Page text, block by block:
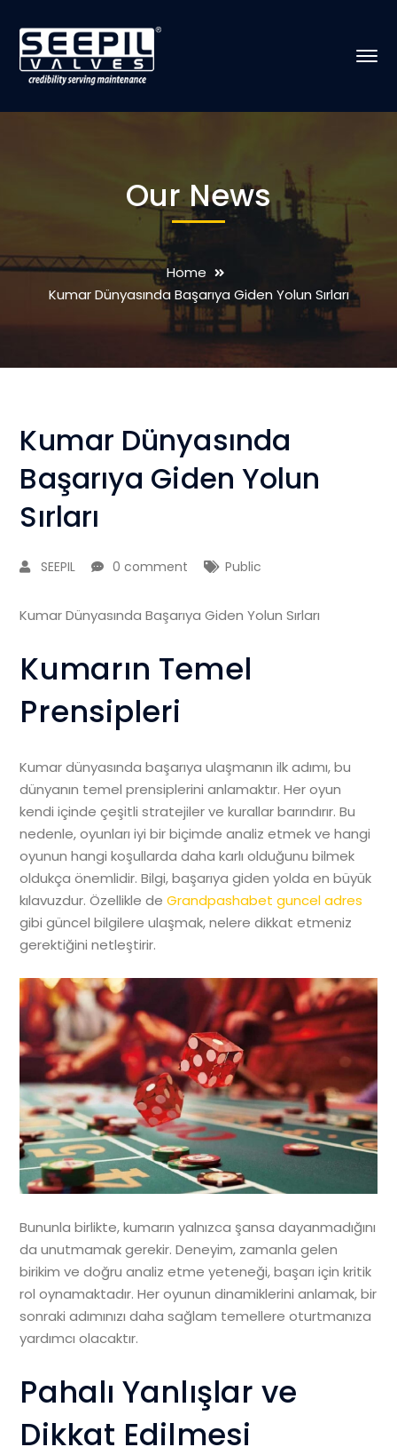
Our News
Home
Kumar Dünyasında Başarıya Giden Yolun Sırları
Kumar Dünyasında
Başarıya Giden Yolun
Sırları
SEEPIL 0 comment Public
Kumar Dünyasında Başarıya Giden Yolun Sırları
Kumarın Temel
Prensipleri
Kumar dünyasında başarıya ulaşmanın ilk adımı, bu
dünyanın temel prensiplerini anlamaktır. Her oyun
kendi içinde çeşitli stratejiler ve kurallar barındırır. Bu
nedenle, oyunları iyi bir biçimde analiz etmek ve hangi
oyunun hangi koşullarda daha karlı olduğunu bilmek
oldukça önemlidir. Bilgi, başarıya giden yolda en büyük
kılavuzdur. Özellikle deGrandpashabet guncel adres
gibi güncel bilgilere ulaşmak, nelere dikkat etmeniz
gerektiğini netleştirir.
Bununla birlikte, kumarın yalnızca şansa dayanmadığını
da unutmamak gerekir. Deneyim, zamanla gelen
birikim ve doğru analiz etme yeteneği, başarı için kritik
rol oynamaktadır. Her oyunun dinamiklerini anlamak, bir
sonraki adımınızı daha sağlam temellere oturtmanıza
yardımcı olacaktır.
Pahalı Yanlışlar ve
Dikkat Edilmesi